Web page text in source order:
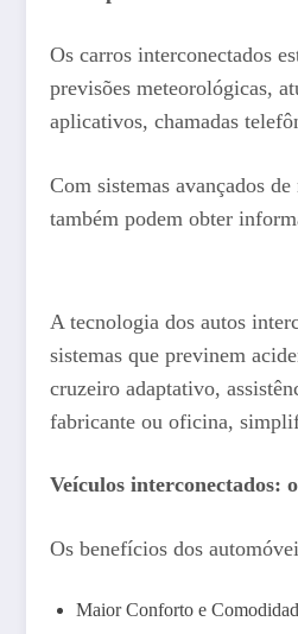
Os carros interconectados
previsões meteorológicas,
aplicativos, chamadas
Com sistemas avançados
também podem obter
A tecnologia dos autos
sistemas que previnem
cruzeiro adaptativo,
fabricante ou oficina,
Veículos interconectados:
Os benefícios dos
Maior Conforto e